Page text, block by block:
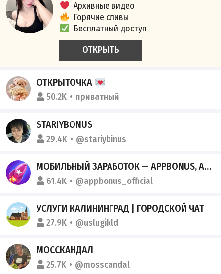
Архивные видео
Горячие сливы
Бесплатный доступ
ОТКРЫТЬ
ОТКРЫТОЧКА
50.2K приватный
STARIYBONUS
29.4K @stariybinus
МОБИЛЬНЫЙ ЗАРАБОТОК — APPBONUS, APPSTART И ДРУГИЕ ПРИЛОЖЕНИЯ
61.4K @appbonus_official
УСЛУГИ КАЛИНИНГРАД | ГОРОДСКОЙ ЧАТ
27.9K @uslugikld
МОССКАНДАЛ
25.7K @mosscandal